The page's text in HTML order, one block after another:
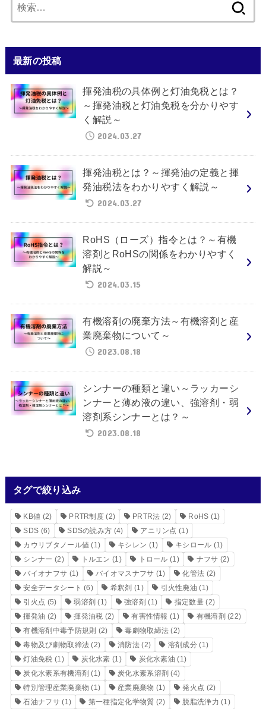
索:
最新の投稿
揮発油税の具体例と灯油免税とは？
～揮発油税と灯油免税を分かりやす
く解説～
2024.03.27
揮発油税とは？～揮発油の定義と揮
発油税法をわかりやすく解説～
2024.03.27
RoHS（ローズ）指令とは？～有機
溶剤とRoHSの関係をわかりやすく
解説～
2024.03.15
有機溶剤の廃棄方法～有機溶剤と産
業廃棄物について～
2023.08.18
シンナーの種類と違い～ラッカーシ
ンナーと薄め液の違い、強溶剤・弱
溶剤系シンナーとは？～
2023.08.18
タグで絞り込み
KB値 (2) PRTR制度 (2) PRTR法 (2) RoHS (1)
SDS (6) SDSの読み方 (4) アニリン点 (1)
カウリブタノール値 (1) キシレン (1) キシロール (1)
シンナー (2) トルエン (1) トロール (1) ナフサ (2)
バイオナフサ (1) バイオマスナフサ (1) 化管法 (2)
安全データシート (6) 希釈剤 (1) 引火性廃油 (1)
引火点 (5) 弱溶剤 (1) 強溶剤 (1) 指定数量 (2)
揮発油 (2) 揮発油税 (2) 有害性情報 (1) 有機溶剤 (22)
有機溶剤中毒予防規則 (2) 毒劇物取締法 (2)
毒物及び劇物取締法 (2) 消防法(2) 溶剤成分 (1)
灯油免税 (1) 炭化水素 (1) 炭化水素油 (1)
炭化水素系有機溶剤 (1) 炭化水素系溶剤 (4)
特別管理産業廃棄物 (1) 産業廃棄物 (1) 発火点 (2)
石油ナフサ(1) 第一種指定化学物質 (2) 脱脂洗浄力 (1)